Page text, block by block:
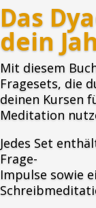
Das
dein
Mit diesem
Fragesets, die
deinen Kursen
Meditation
Jedes Set
Frage-
Impulse sowie